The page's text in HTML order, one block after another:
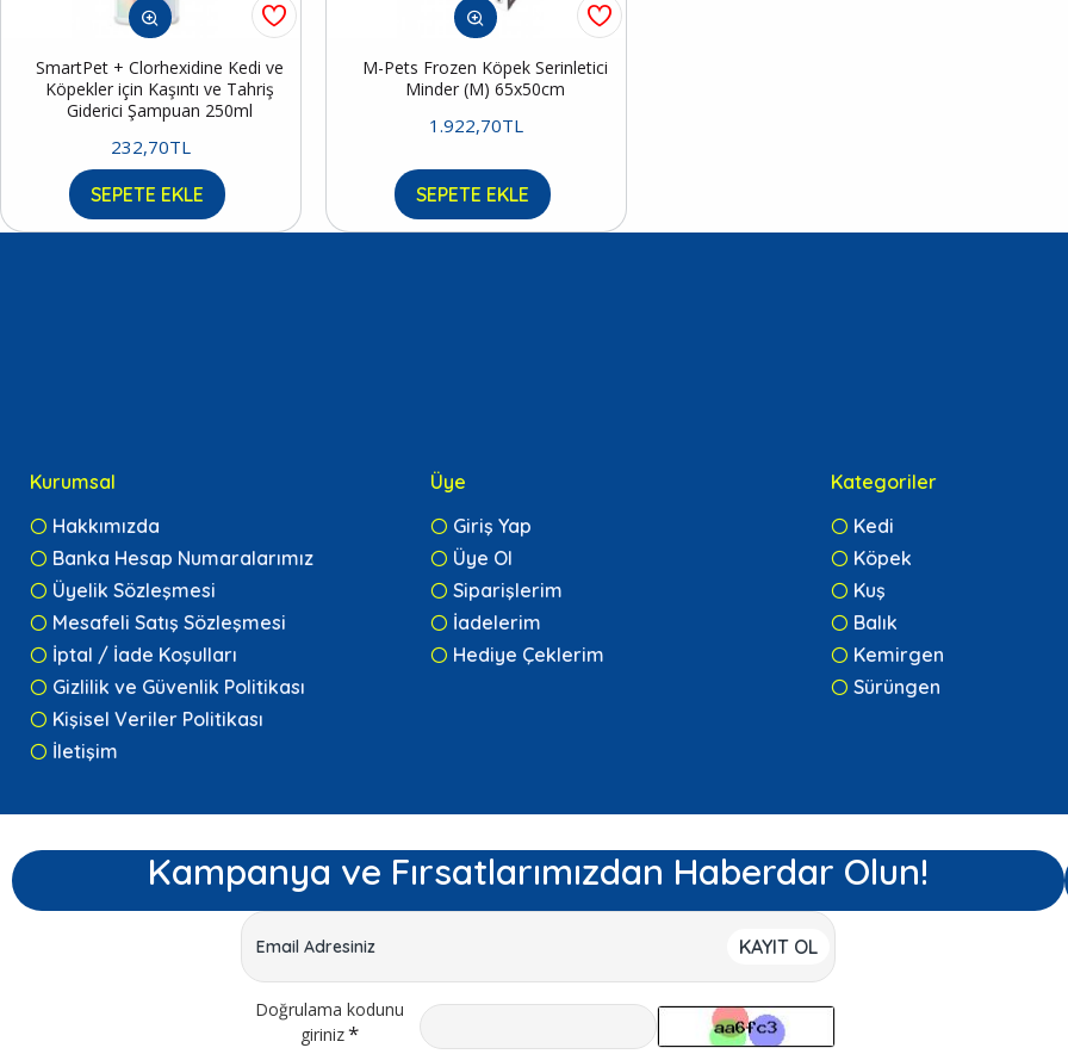
SmartPet + Clorhexidine Kedi ve
Köpekler için Kaşıntı ve Tahriş
Giderici Şampuan 250ml
232,70TL
SEPETE EKLE
M-Pets Frozen Köpek Serinletici
Minder (M) 65x50cm
1.922,70TL
SEPETE EKLE
Kurumsal
Hakkımızda
Banka Hesap Numaralarımız
Üyelik Sözleşmesi
Mesafeli Satış Sözleşmesi
İptal / İade Koşulları
Gizlilik ve Güvenlik Politikası
Kişisel Veriler Politikası
İletişim
Üye
Giriş Yap
Üye Ol
Siparişlerim
İadelerim
Hediye Çeklerim
Kategoriler
Kedi
Köpek
Kuş
Balık
Kemirgen
Sürüngen
Kampanya ve Fırsatlarımızdan Haberdar Olun!
KAYIT OL
Doğrulama kodunu
giriniz